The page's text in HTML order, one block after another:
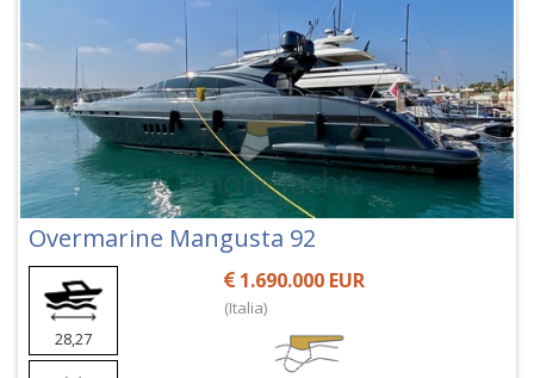
Overmarine Mangusta 92
28,27
1.690.000 EUR
(Italia)